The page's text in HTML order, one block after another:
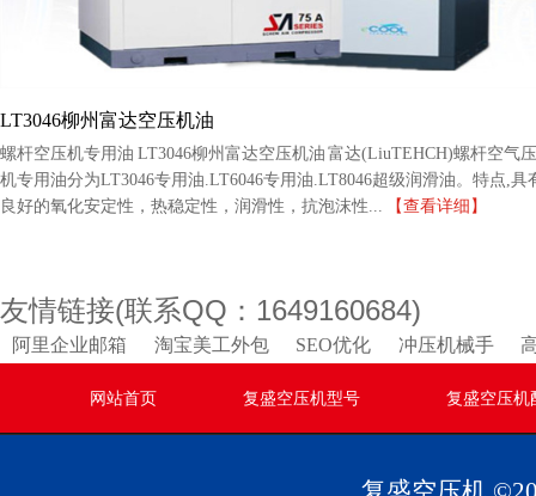
LT3046柳州富达空压机油
螺杆空压机专用油 LT3046柳州富达空压机油 富达(LiuTEHCH)螺杆空气
机专用油分为LT3046专用油.LT6046专用油.LT8046超级润滑油。特点,具
良好的氧化安定性，热稳定性，润滑性，抗泡沫性...
【查看详细】
友情链接(联系QQ：1649160684)
阿里企业邮箱 淘宝美工外包 SEO优化 冲压机械手
网站首页 复盛空压机型号 复盛空压机